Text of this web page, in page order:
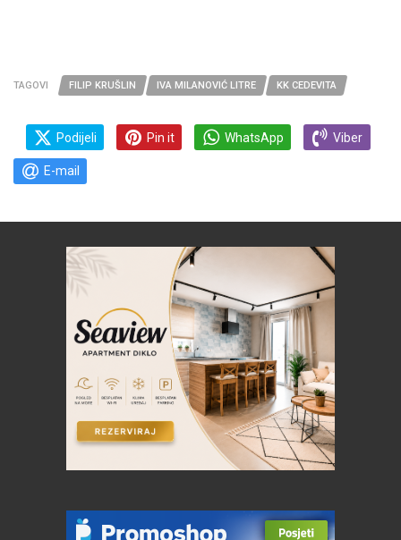
TAGOVI FILIP KRUŠLIN IVA MILANOVIĆ LITRE KK CEDEVITA
Podijeli Pin it WhatsApp Viber
E-mail